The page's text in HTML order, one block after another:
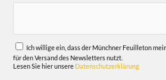
Ich willige ein, dass der Münchner Feuilleton
für den Versand des Newsletters nutzt.
Lesen Sie hier unsere Datenschutzerklärung